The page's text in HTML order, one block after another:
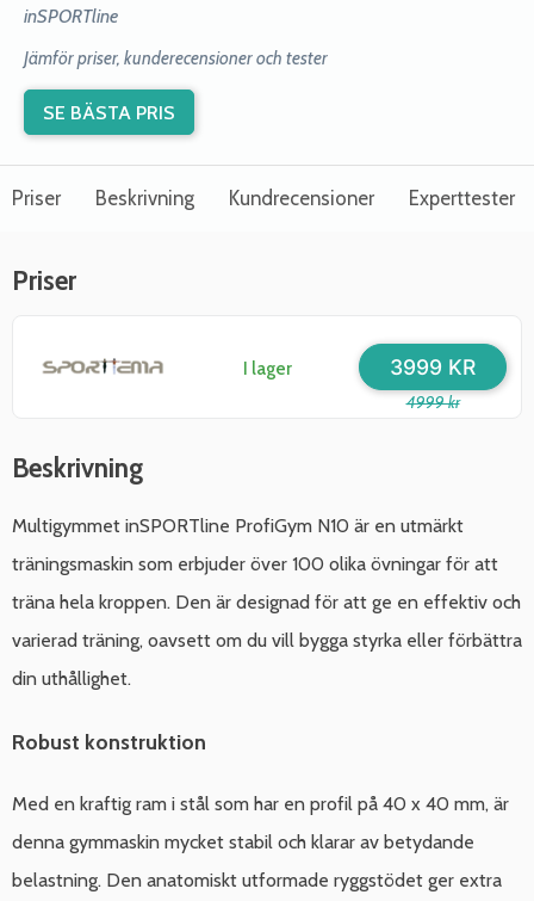
inSPORTline
Jämför priser, kunderecensioner och tester
SE BÄSTA PRIS
Priser Beskrivning Kundrecensioner Experttester
Priser
I lager
4999 kr
3999 KR
Beskrivning
Multigymmet inSPORTline ProfiGym N10 är en utmärkt
träningsmaskin som erbjuder över 100 olika övningar för att
träna hela kroppen. Den är designad för att ge en effektiv och
varierad träning, oavsett om du vill bygga styrka eller förbättra
din uthållighet.
Robust konstruktion
Med en kraftig ram i stål som har en profil på 40 x 40 mm, är
denna gymmaskin mycket stabil och klarar av betydande
belastning. Den anatomiskt utformade ryggstödet ger extra